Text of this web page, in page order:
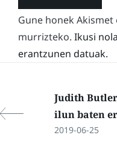
Gune honek
murrizteko. Ikusi
erantzunen datuak.
Judith
ilun baten
2019-06-25